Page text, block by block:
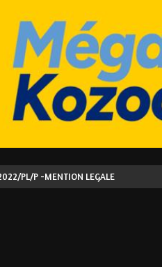
PL/P -MENTION LEGALE